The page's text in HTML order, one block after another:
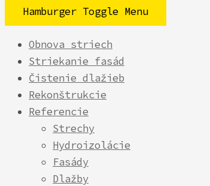
Hamburger Toggle Menu
Obnova striech
Striekanie fasád
Čistenie dlažieb
Rekonštrukcie
Referencie
Strechy
Hydroizolácie
Fasády
Dlažby